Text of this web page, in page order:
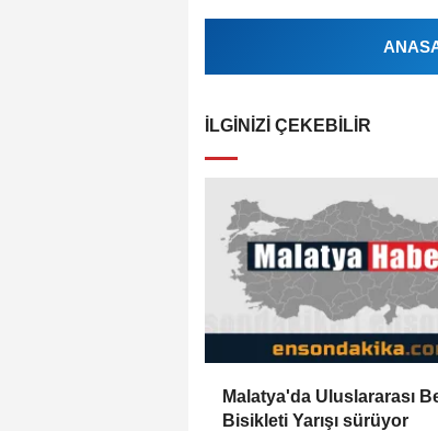
İLGINIZI ÇEKEBILIR
Malatya'da Uluslararası
Bisikleti Yarışı sürüyor